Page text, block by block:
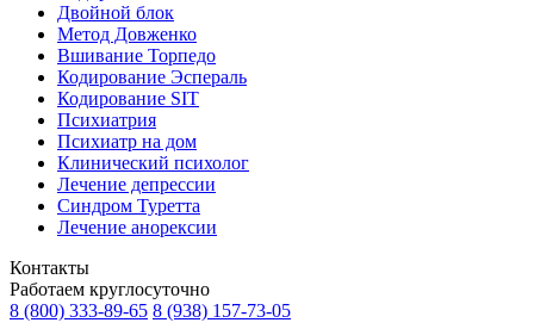
Двойной блок
Метод Довженко
Вшивание Торпедо
Кодирование Эспераль
Кодирование SIT
Психиатрия
Психиатр на дом
Клинический психолог
Лечение депрессии
Синдром Туретта
Лечение анорексии
Контакты
Работаем круглосуточно
8 (800) 333-89-65 8 (938) 157-73-05